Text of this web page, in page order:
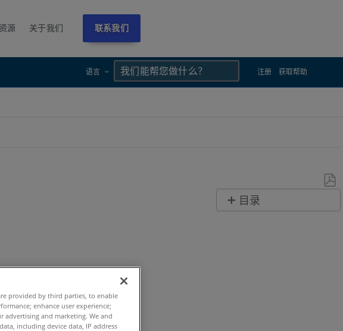
源 关于我们 联系我们
语言 注册 获取帮助
存
目录
provided by third parties, to enable
enhance user experience;
advertising and marketing. We and
including device data, IP address